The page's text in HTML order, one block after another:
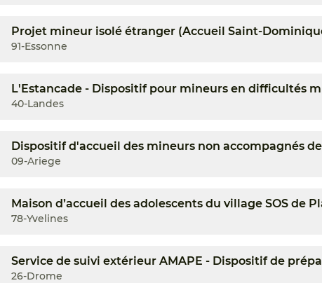
Projet mineur isolé étranger (Accueil Saint-
91-Essonne
L'Estancade - Dispositif pour mineurs en difficultés
40-Landes
Dispositif d'accueil des mineurs non accompagnés
09-Ariege
Maison d’accueil des adolescents du village SOS de
78-Yvelines
Service de suivi extérieur AMAPE - Dispositif de
26-Drome